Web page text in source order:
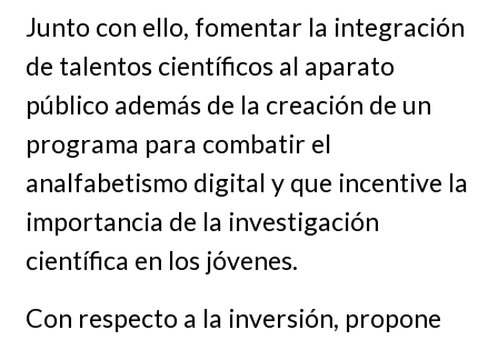
Junto con ello, fomentar la integración
de talentos científicos al aparato
público además de la creación de un
programa para combatir el
analfabetismo digital y que incentive la
importancia de la investigación
científica en los jóvenes.
Con respecto a la inversión, propone